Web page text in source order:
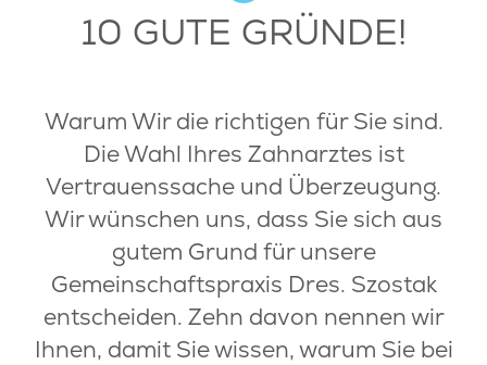
KONTAKT
START
PRAXIS
KARRIERE
LEISTUNGEN
KOSTEN
SERVICE
10 GUTE GRÜNDE!
Warum Wir die richtigen für Sie sind.
Die Wahl Ihres Zahnarztes ist
Vertrauenssache und Überzeugung.
Wir wünschen uns, dass Sie sich aus
gutem Grund für unsere
Gemeinschaftspraxis Dres. Szostak
entscheiden. Zehn davon nennen wir
Ihnen, damit Sie wissen, warum Sie bei